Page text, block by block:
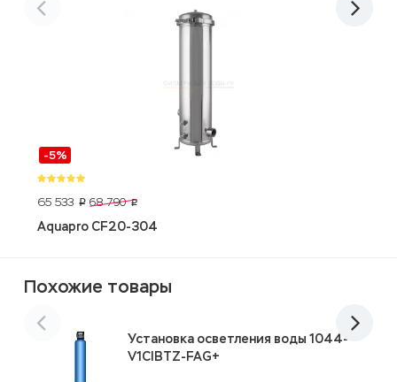
-5%
65 533 p 68 790 p
Aquapro CF20-304
Похожие товары
Установка осветления воды 1044-
V1CIBTZ-FAG+